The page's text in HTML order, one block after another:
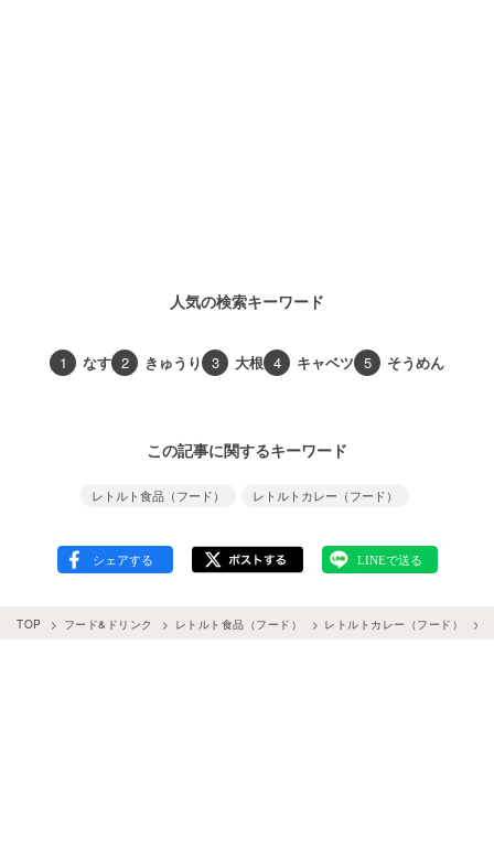
人気の検索キーワード
1 なす 2 きゅうり 3 大根 4 キャベツ 5 そうめん
この記事に関するキーワード
レトルト食品（フード） レトルトカレー（フード）
TOP フード&ドリンク レトルト食品（フード） レトルトカレー（フード）